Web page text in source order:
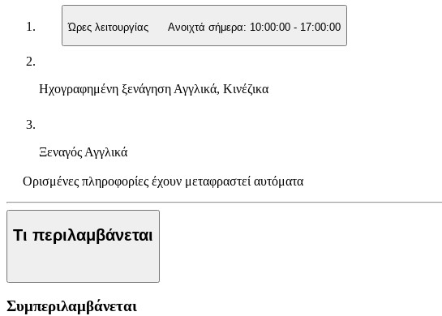
Ώρες λειτουργίας Ανοιχτά σήμερα: 10:00:00 - 17:00:00
Ηχογραφημένη ξενάγησηΑγγλικά, Κινέζικα
ΞεναγόςΑγγλικά
Ορισμένες πληροφορίες έχουν μεταφραστεί αυτόματα
Τι περιλαμβάνεται
Συμπεριλαμβάνεται